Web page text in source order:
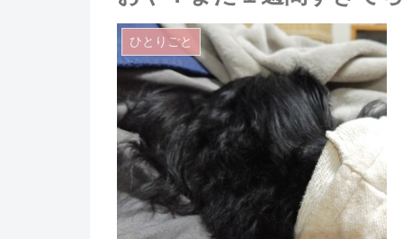
ひとりごと